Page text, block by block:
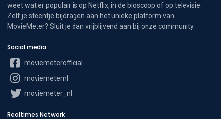
weet wat er populair is op Netflix, in de bioscoop of op televisie.
Zelf je steentje bijdragen aan het unieke platform van
MovieMeter? Sluit je dan vrijblijvend aan bij onze community.
Social media
moviemeterofficial
moviemeternl
moviemeter_nl
Realtimes Network